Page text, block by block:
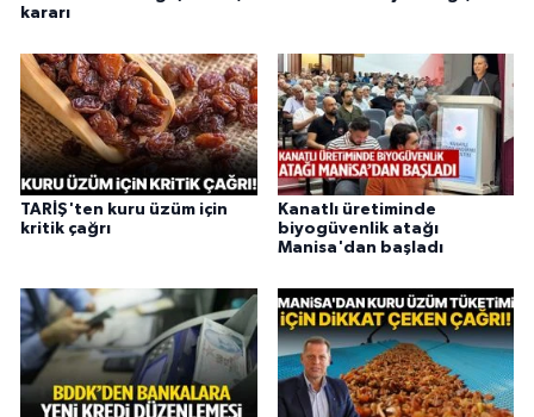
kararı
TARİŞ'ten kuru üzüm için
kritik çağrı
Kanatlı üretiminde
biyogüvenlik atağı
Manisa'dan başladı